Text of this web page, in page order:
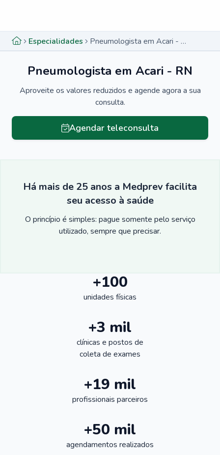
Especialidades Pneumologista em Acari - RN
Pneumologista em Acari - RN
Aproveite os valores reduzidos e agende agora a sua
consulta.
Agendar teleconsulta
Há mais de 25 anos a Medprev facilita
seu acesso à saúde
O princípio é simples: pague somente pelo serviço
utilizado, sempre que precisar.
+100
unidades físicas
+3 mil
clínicas e postos de
coleta de exames
+19 mil
profissionais parceiros
+50 mil
agendamentos realizados